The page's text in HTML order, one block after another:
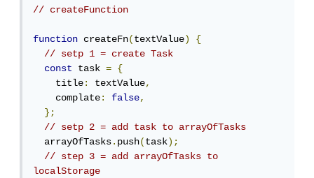
// createFunction
function createFn(textValue)
{
// setp 1 = create Task
const
task =
{
    title
: textValue,
    complate
: false,
};
// setp 2 = add task to arrayOfTasks
  arrayOfTasks
.push(task);
// step 3 = add arrayOfTasks to
localStorage